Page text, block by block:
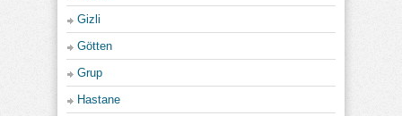
Gizli
Götten
Grup
Hastane